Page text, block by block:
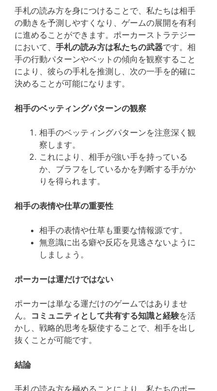
手札の読み方を身につけることで、私たちは相手
の動きを予測しやすくなり、ゲームの展開を有利
に進めることができます。ポーカーストラテジー
において、 手札の読み方は私たちの武器です。相
手の行動パターンやベットの傾向を観察すること
により、彼らの手札を推測し、次の一手を的確に
決めることが可能になります。
相手のベッティングパターンの観察
相手のベッティングパターンを注意深く観
察します。
これにより、相手が強い手を持っている
か、ブラフをしているかを判断する手がか
りを得られます。
相手の表情や仕草の重要性
相手の表情や仕草も重要な情報源です。
無意識に出る癖や反応を見逃さないように
しましょう。
ポーカーは運だけではない
ポーカーは単なる運だけのゲームではありませ
ん。 コミュニティとして共有する知識と経験を活
かし、戦略的思考を駆使することで、相手を出し
抜くことが可能です。
結論
手札の読み方を極めることにより、私たちのポー